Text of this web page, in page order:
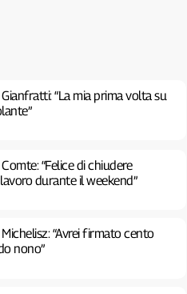
“La mia prima volta su
“Felice di chiudere
durante il weekend”
“Avrei firmato cento
nono”